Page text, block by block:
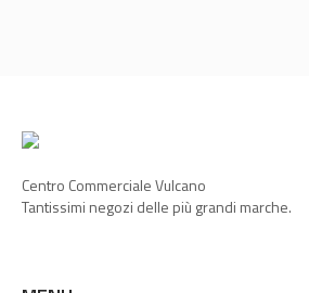
Centro Commerciale Vulcano
Tantissimi negozi delle più grandi marche.